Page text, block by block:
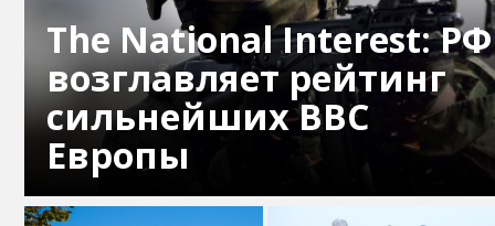
The National Interest: РФ
возглавляет рейтинг
сильнейших ВВС
Европы